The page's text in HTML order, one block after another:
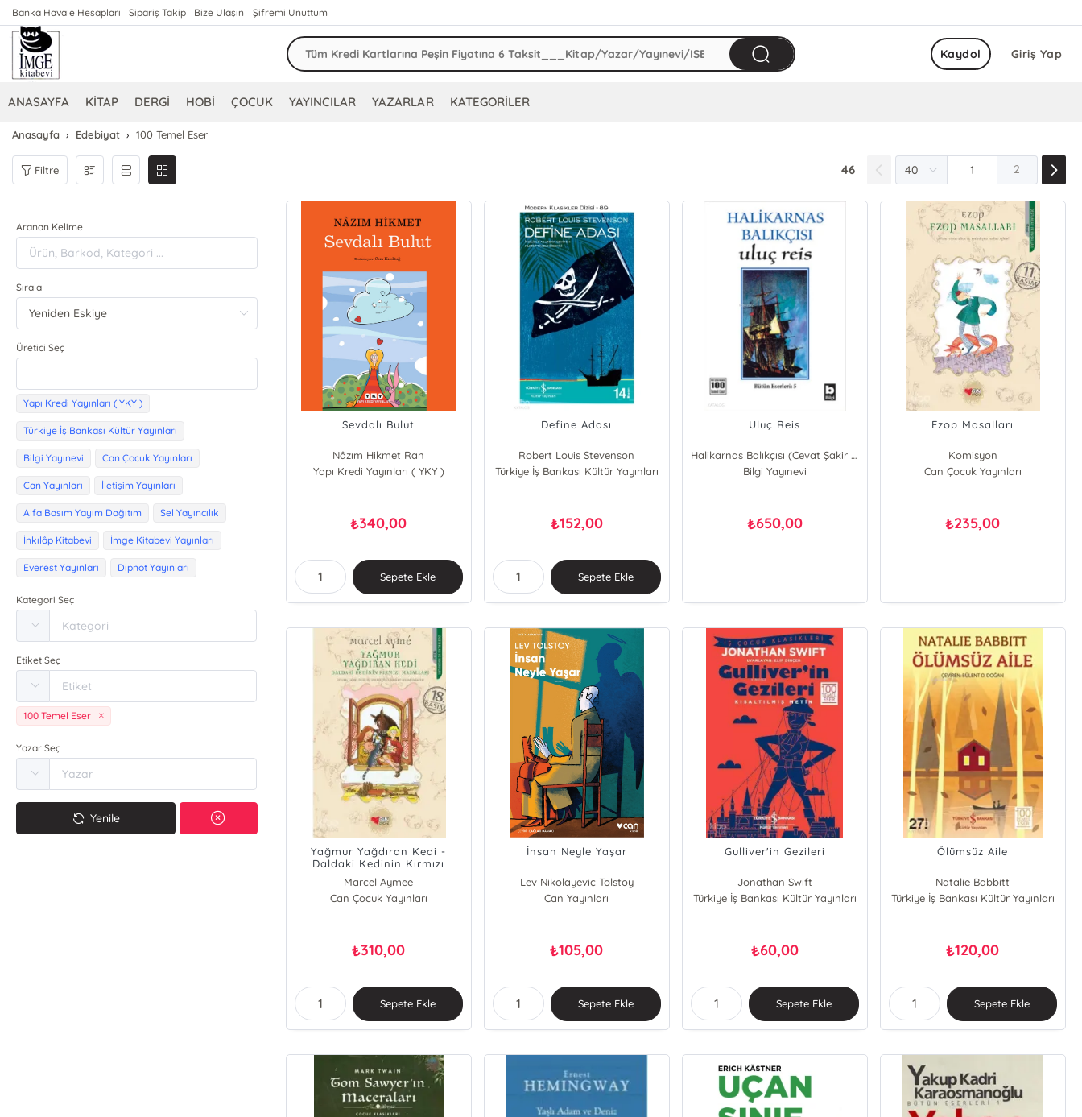
Banka Havale Hesapları Sipariş Takip Bize Ulaşın Şifremi Unuttum
Giriş Yap
Kaydol
ANASAYFA KİTAP DERGİ HOBİ ÇOCUK YAYINCILAR YAZARLAR KATEGORİLER
Anasayfa Edebiyat 100 Temel Eser
Filtre 46 2
Aranan Kelime
Sırala
Üretici Seç
Yapı Kredi Yayınları ( YKY )
Türkiye İş Bankası Kültür Yayınları
Bilgi Yayınevi Can Çocuk Yayınları
Can Yayınları İletişim Yayınları
Alfa Basım Yayım Dağıtım Sel Yayıncılık
İnkılâp Kitabevi İmge Kitabevi Yayınları
Everest Yayınları Dipnot Yayınları
Kategori Seç
Etiket Seç
100 Temel Eser
Yazar Seç
Yenile
Sevdalı Bulut
Nâzım Hikmet Ran
Yapı Kredi Yayınları ( YKY )
₺340,00
Sepete Ekle
Define Adası
Robert Louis Stevenson
Türkiye İş Bankası Kültür Yayınları
₺152,00
Sepete Ekle
Uluç Reis
Halikarnas Balıkçısı (Cevat Şakir Kabaağaçlı)
Bilgi Yayınevi
₺650,00
Ezop Masalları
Komisyon
Can Çocuk Yayınları
₺235,00
Yağmur Yağdıran Kedi -
Daldaki Kedinin Kırmızı
Masalları
Marcel Aymee
Can Çocuk Yayınları
₺310,00
Sepete Ekle
İnsan Neyle Yaşar
Lev Nikolayeviç Tolstoy
Can Yayınları
₺105,00
Sepete Ekle
Gulliver'in Gezileri
Jonathan Swift
Türkiye İş Bankası Kültür Yayınları
₺60,00
Sepete Ekle
Ölümsüz Aile
Natalie Babbitt
Türkiye İş Bankası Kültür Yayınları
₺120,00
Sepete Ekle